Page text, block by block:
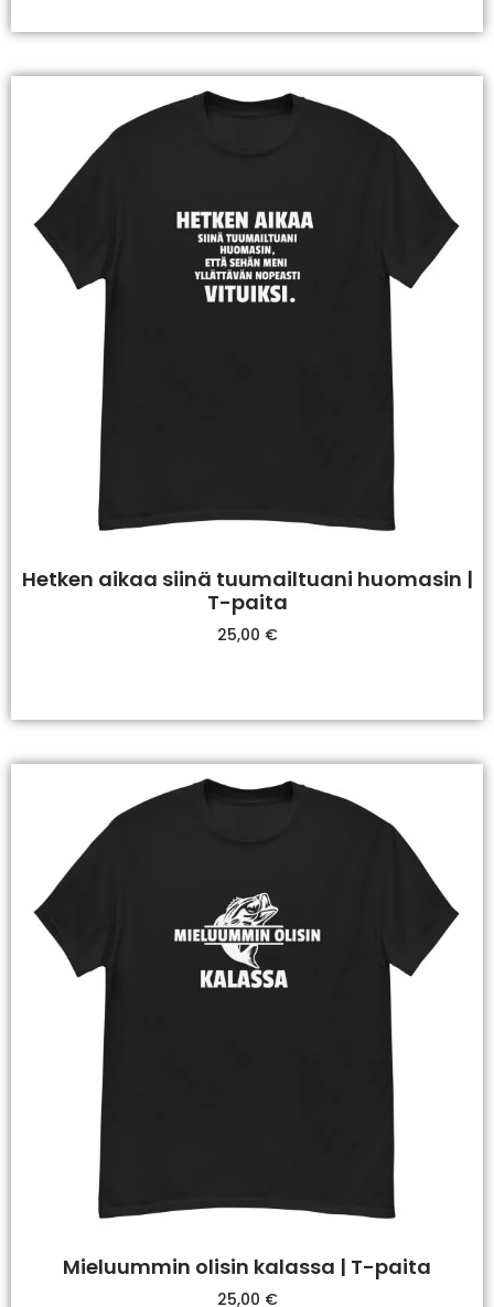
Hetken aikaa siinä tuumailtuani huomasin |
T-paita
25,00 €
Mieluummin olisin kalassa | T-paita
25,00 €